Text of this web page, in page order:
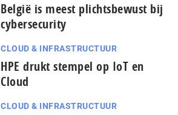
België is meest plichtsbewust bij
cybersecurity
CLOUD & INFRASTRUCTUUR
HPE drukt stempel op IoT en
Cloud
CLOUD & INFRASTRUCTUUR